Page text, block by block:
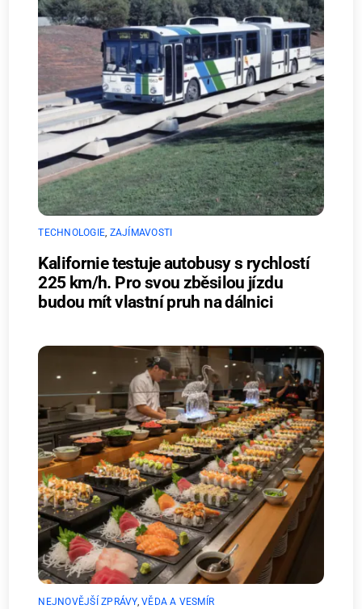
TECHNOLOGIE, ZAJÍMAVOSTI
Kalifornie testuje autobusy s rychlostí
225 km/h. Pro svou zběsilou jízdu
budou mít vlastní pruh na dálnici
NEJNOVĚJŠÍ ZPRÁVY,VĚDA A VESMÍR